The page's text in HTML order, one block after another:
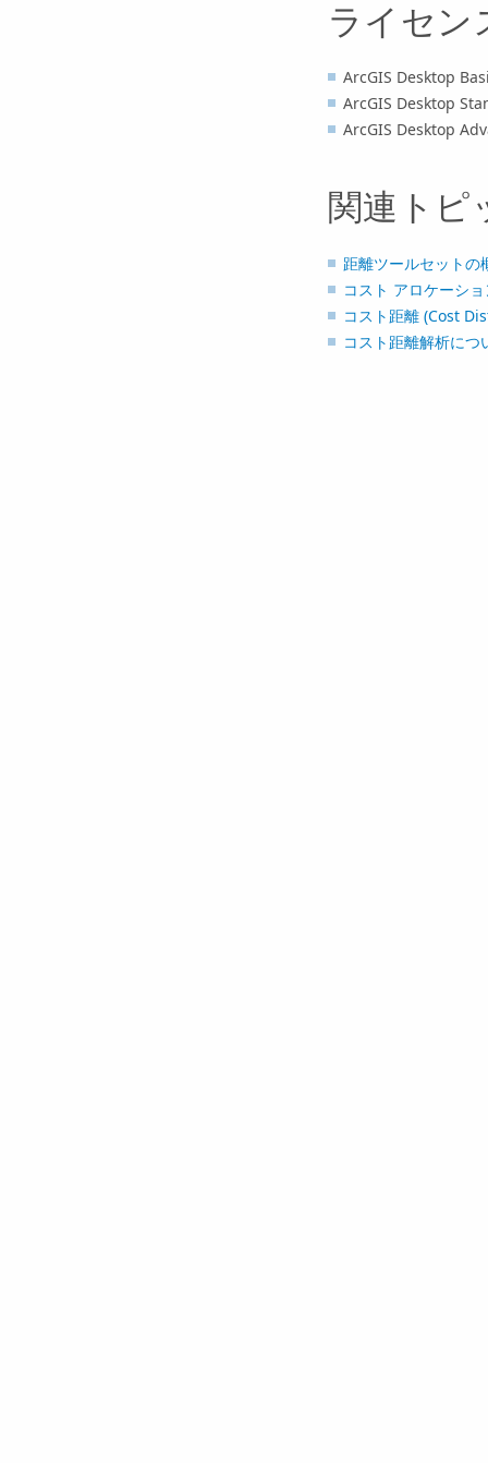
ライセン
ArcGIS Desktop
ArcGIS Desktop
ArcGIS Desktop
関連トピ
距離ツールセットの
コスト アロケーシ
コスト距離 (Cost
コスト距離解析につ